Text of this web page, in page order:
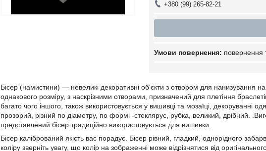
+380 (99) 265-82-21
повернення
Бісер (намистини) — невеликі декоративні об'єкти з отвором для нанизування
однакового розміру, з наскрізними отворами, призначений для плетіння
багато чого іншого, також використовується у вишивці та мозаїці, декоруванні
прозорий, різний по діаметру, по формі -стеклярус, рубка, великий, дрібний.
представлений бісер традиційно використовується для вишивки.
Бісер калібрований якість вас порадує. Бісер рівний, гладкий, однорідного
коліру зверніть увагу, що колір на зображенні може відрізнятися від